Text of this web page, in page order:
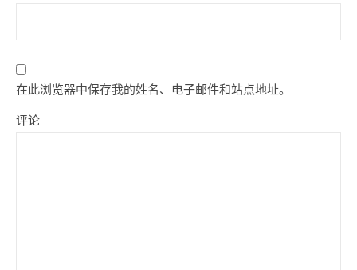
在此浏览器中保存我的姓名、电子邮件和站点地址。
评论